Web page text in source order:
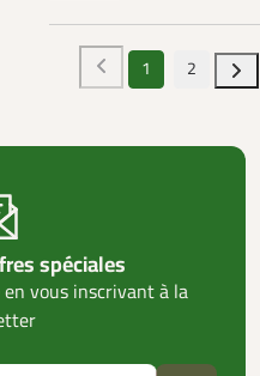
1 2
spéciales
vous inscrivant à la